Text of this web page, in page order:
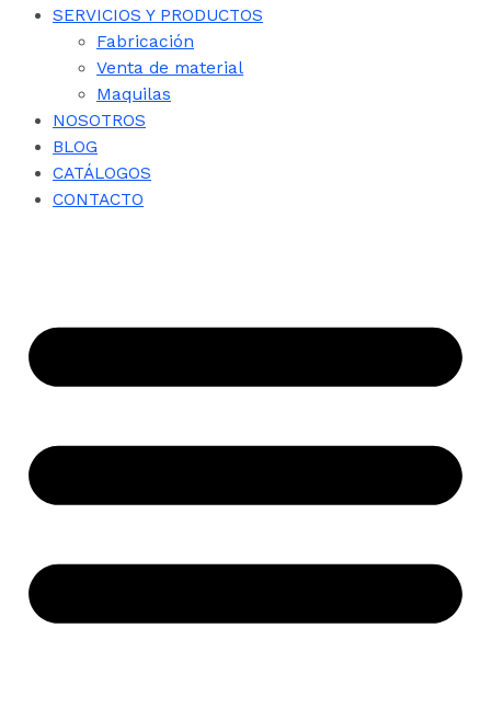
SERVICIOS Y PRODUCTOS
Fabricación
Venta de material
Maquilas
NOSOTROS
BLOG
CATÁLOGOS
CONTACTO